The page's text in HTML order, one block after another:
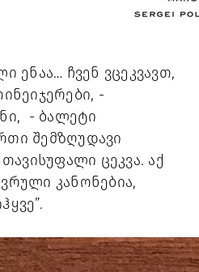
ენაა… ჩვენ ვცეკვავთ,
-
- ბალეტი
შემზღუდავი
ცეკვა. აქ
კანონებია,